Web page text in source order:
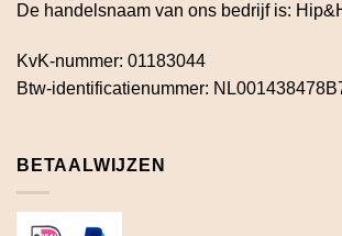
De handelsnaam van ons bedrijf is:
KvK-nummer: 01183044
Btw-identificatienummer:
BETAALWIJZEN